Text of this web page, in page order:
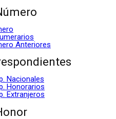
Anteriores
Nacionales
Honorarios
Extranjeros